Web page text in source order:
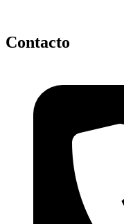
Contacto